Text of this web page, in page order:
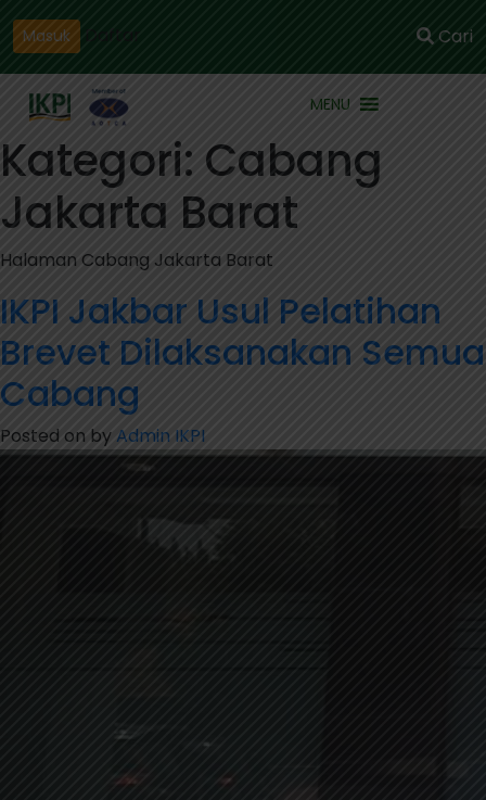
Masuk Cari
MENU
Kategori: Cabang
Jakarta Barat
Halaman Cabang Jakarta Barat
IKPI Jakbar Usul Pelatihan
Brevet Dilaksanakan Semua
Cabang
Posted on byAdmin IKPI